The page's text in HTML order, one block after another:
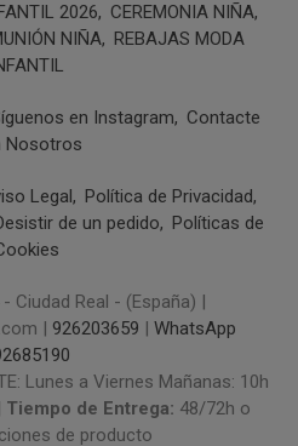
2026
CEREMONIA NIÑA
NIÑA REBAJAS MODA
en Instagram
Contacte
Nosotros
Legal
Política de Privacidad
de un pedido
Políticas de
Ciudad Real - (España) |
| 926203659 | WhatsApp
Lunes a Viernes Mañanas: 10h
Tiempo de Entrega: 48/72h o
de producto